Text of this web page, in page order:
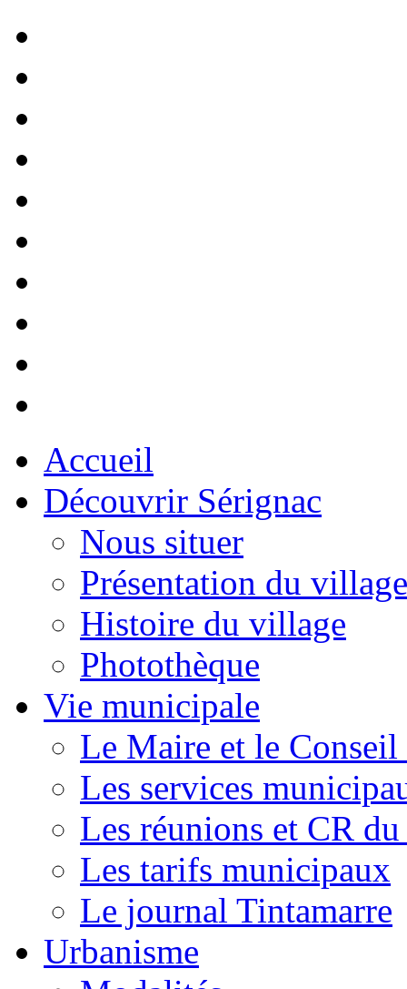
Accueil
Découvrir Sérignac
Nous situer
Présentation du village
Histoire du village
Photothèque
Vie municipale
Le Maire et le
Les services
Les réunions et CR
Les tarifs municipaux
Le journal Tintamarre
Urbanisme